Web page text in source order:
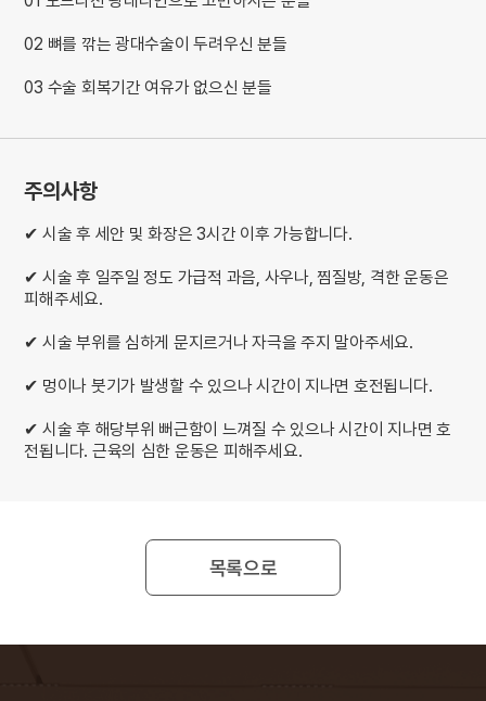
02 뼈를 깎는 광대수술이 두려우신 분들
03 수술 회복기간 여유가 없으신 분들
주의사항
✔ 시술 후 세안 및 화장은 3시간 이후 가능합니다.
✔ 시술 후 일주일 정도 가급적 과음, 사우나, 찜질방, 격한 운동은
피해주세요.
✔ 시술 부위를 심하게 문지르거나 자극을 주지 말아주세요.
✔ 멍이나 붓기가 발생할 수 있으나 시간이 지나면 호전됩니다.
✔ 시술 후 해당부위 뻐근함이 느껴질 수 있으나 시간이 지나면 호
전됩니다. 근육의 심한 운동은 피해주세요.
목록으로